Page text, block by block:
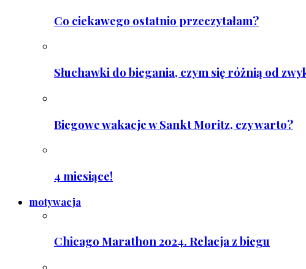
Co ciekawego ostatnio przeczytałam?
Słuchawki do biegania, czym się różnią od
Biegowe wakacje w Sankt Moritz, czy warto?
4 miesiące!
motywacja
Chicago Marathon 2024. Relacja z biegu